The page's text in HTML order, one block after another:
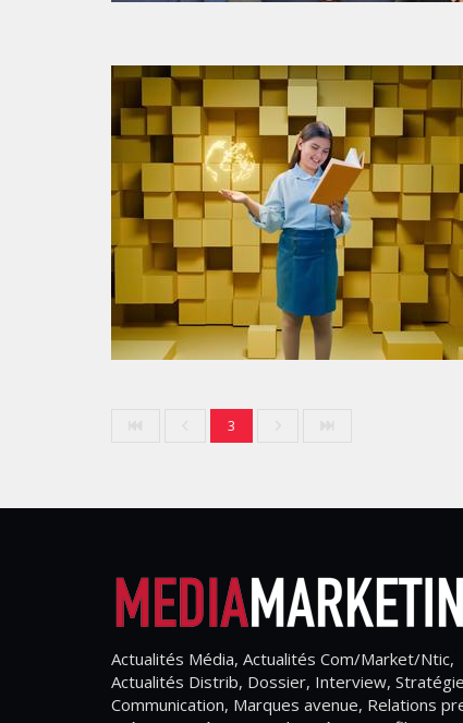
3
Actualités Média, Actualités Com/Market/Ntic,
Actualités Distrib, Dossier, Interview,
Communication, Marques avenue, Relations